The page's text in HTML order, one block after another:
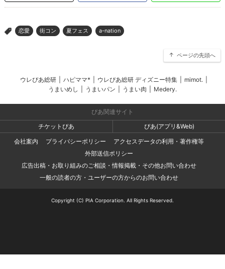
> 恋愛 街コン 夏フェス a-nation
ページの先頭へ
ウレぴあ総研 ハピママ* ウレぴあ総研 ディズニー特集 mimot.
うまいめし
うまいパン うまい肉 Medery.
ぴあ関連サイト
チケットぴあ
ぴあ(アプリ&Web)
会社案内
プライバシーポリシー
アクセスデータの利用・著作権等
外部送信ポリシー
広告出稿・お取り組みのご相談・情報掲載・その他お問い合わせ
一般の読者の方・ユーザーの方からのお問い合わせ
Copyright (C) PIA Corporation. All Rights Reserved.